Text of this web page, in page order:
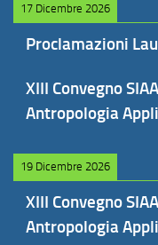
17 Dicembre 2026
Proclamazioni
XIII Convegno
Antropologia
19 Dicembre 2026
XIII Convegno
Antropologia